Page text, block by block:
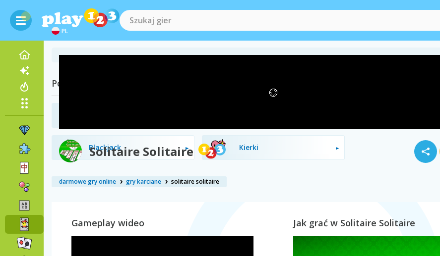
PL
Solitaire Solitaire
Powiązane kategorie
Blackjack Kierki
darmowe gry online gry karciane solitaire solitaire
Gameplay wideo Jak grać w Solitaire Solitaire